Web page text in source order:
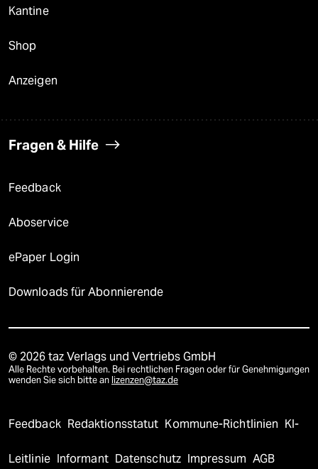
Kantine
Shop
Anzeigen
Fragen & Hilfe
Feedback
Aboservice
ePaper Login
Downloads für Abonnierende
© 2026 taz Verlags und Vertriebs GmbH
Alle Rechte vorbehalten. Bei rechtlichen Fragen oder für Genehmigungen
wenden Sie sich bitte an lizenzen@taz.de
Feedback Redaktionsstatut Kommune-Richtlinien KI-
Leitlinie Informant Datenschutz Impressum AGB